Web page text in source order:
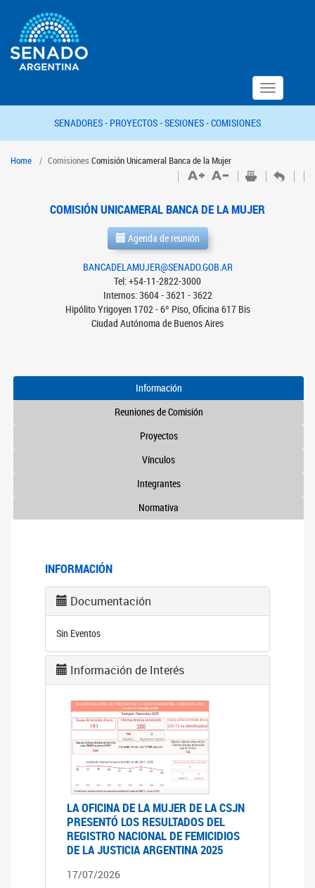
Toggle
navigation
SENADORES - PROYECTOS -SESIONES -COMISIONES
Home Comisiones Comisión Unicameral Banca de la Mujer
COMISIÓN UNICAMERAL BANCA DE LA MUJER
Agenda de reunión
BANCADELAMUJER@SENADO.GOB.AR
Tel: +54-11-2822-3000
Internos: 3604 - 3621 - 3622
Hipólito Yrigoyen 1702 - 6º Piso, Oficina 617 Bis
Ciudad Autónoma de Buenos Aires
Información
Reuniones de Comisión
Proyectos
Vínculos
Integrantes
Normativa
INFORMACIÓN
Documentación
Sin Eventos
Información de Interés
LA OFICINA DE LA MUJER DE LA CSJN
PRESENTÓ LOS RESULTADOS DEL
REGISTRO NACIONAL DE FEMICIDIOS
DE LA JUSTICIA ARGENTINA 2025
17/07/2026